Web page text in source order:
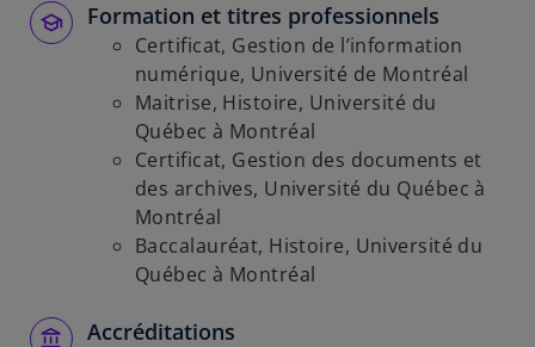
Formation et titres professionnels
Certificat, Gestion de l’information
numérique, Université de Montréal
Maitrise, Histoire, Université du
Québec à Montréal
Certificat, Gestion des documents et
des archives, Université du Québec à
Montréal
Baccalauréat, Histoire, Université du
Québec à Montréal
Accréditations